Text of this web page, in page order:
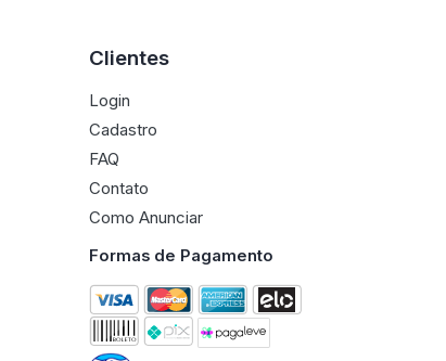
Clientes
Login
Cadastro
FAQ
Contato
Como Anunciar
Formas de Pagamento